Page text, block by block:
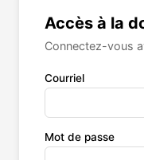
Accès à la
Connectez-vous
Courriel
Mot de passe